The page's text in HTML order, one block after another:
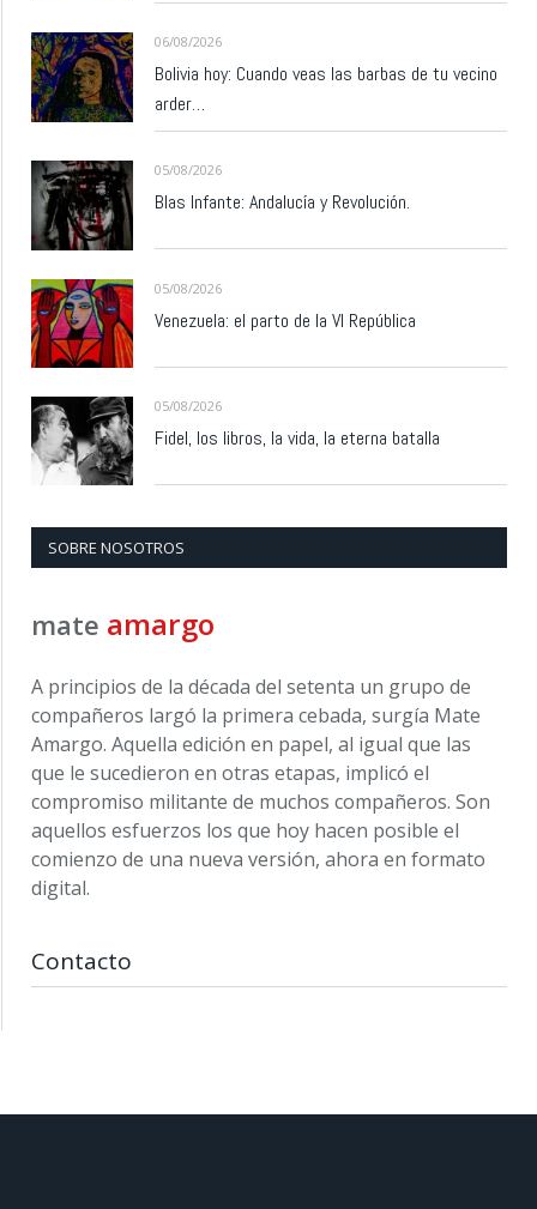
06/08/2026
Bolivia hoy: Cuando veas las barbas de tu vecino
arder…
05/08/2026
Blas Infante: Andalucía y Revolución.
05/08/2026
Venezuela: el parto de la VI República
05/08/2026
Fidel, los libros, la vida, la eterna batalla
SOBRE NOSOTROS
mate amargo
A principios de la década del setenta un grupo de
compañeros largó la primera cebada, surgía Mate
Amargo. Aquella edición en papel, al igual que las
que le sucedieron en otras etapas, implicó el
compromiso militante de muchos compañeros. Son
aquellos esfuerzos los que hoy hacen posible el
comienzo de una nueva versión, ahora en formato
digital.
Contacto